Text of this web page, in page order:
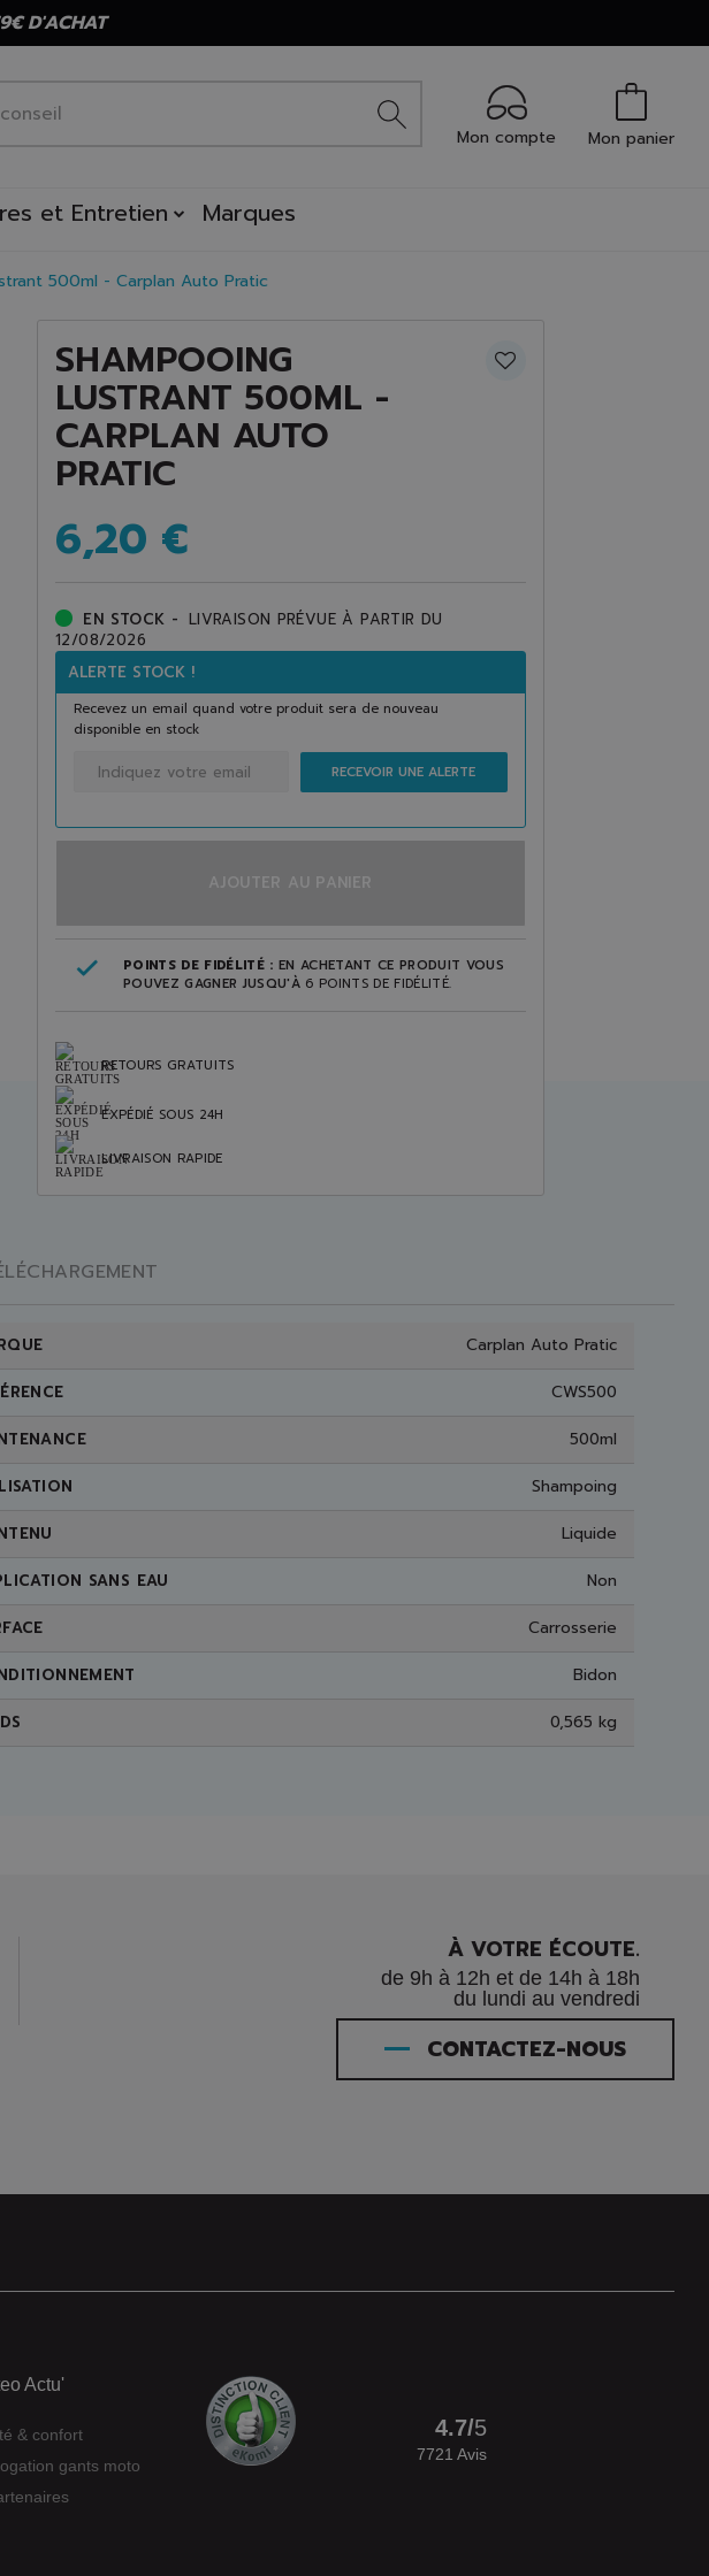
D'ACHAT
Mon compte Mon panier
et Entretien Marques
500ml - Carplan Auto Pratic
SHAMPOOING
LUSTRANT 500ML -
CARPLAN AUTO
PRATIC
6,20 €
EN STOCK - LIVRAISON PRÉVUE À PARTIR DU
12/08/2026
ALERTE STOCK !
Recevez un email quand votre produit sera de nouveau
disponible en stock
RECEVOIR UNE ALERTE
AJOUTER AU PANIER
POINTS DE FIDÉLITÉ : EN ACHETANT CE PRODUIT VOUS
POUVEZ GAGNER JUSQU'À 6 POINTS DE FIDÉLITÉ.
RETOURS GRATUITS
EXPÉDIÉ SOUS 24H
LIVRAISON RAPIDE
Carplan Auto Pratic
CWS500
500ml
Shampoing
Liquide
SANS EAU Non
Carrosserie
Bidon
0,565 kg
À VOTRE ÉCOUTE.
de 9h à 12h et de 14h à 18h
du lundi au vendredi
CONTACTEZ-NOUS
Actu'
& confort
gants moto
4.7/5
7721 Avis